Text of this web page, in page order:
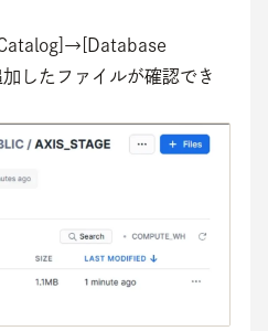
したファイルが確認でき